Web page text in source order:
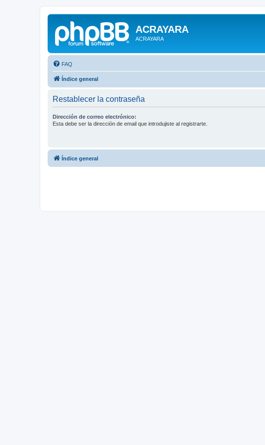
ACRAYARA
ACRAYARA
FAQ
Índice general
Restablecer la contraseña
Dirección de correo electrónico:
Esta debe ser la dirección de email que introdujiste al registrarte.
Índice general